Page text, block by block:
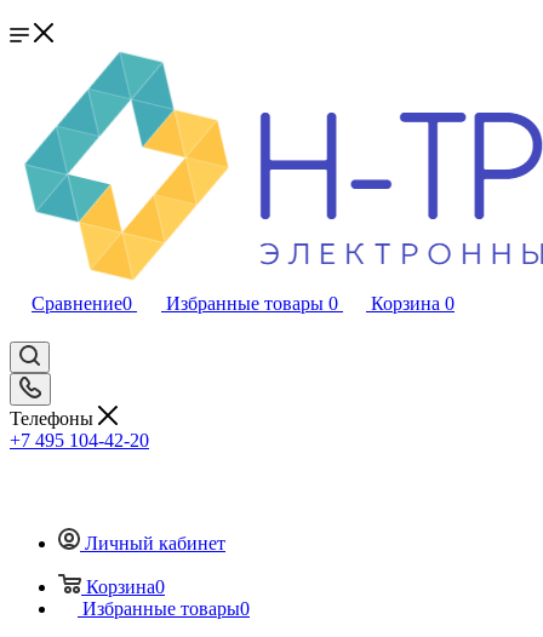
Сравнение0 Избранные товары 0 Корзина 0
Телефоны
+7 495 104-42-20
Личный кабинет
Корзина0
Избранные товары0